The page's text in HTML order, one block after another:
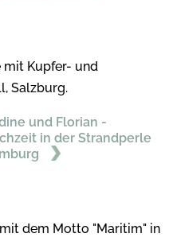
Kupfer- und
Salzburg.
und Florian -
in der Strandperle
dem Motto "Maritim" in